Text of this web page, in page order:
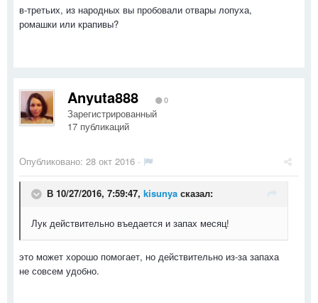
в-третьих, из народных вы пробовали отвары лопуха,
ромашки или крапивы?
Anyuta888 0
Зарегистрированный
17 публикаций
Опубликовано: 28 окт 2016 ·
В 10/27/2016, 7:59:47, kisunya сказал:
Лук действительно въедается и запах месяц!
это может хорошо помогает, но действительно из-за запаха
не совсем удобно.